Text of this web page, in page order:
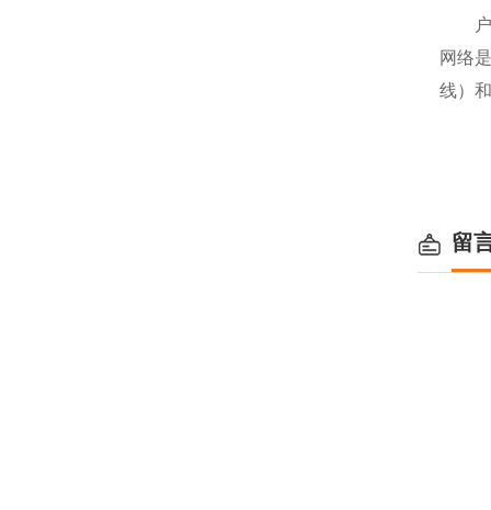
户内
网络
线）
留